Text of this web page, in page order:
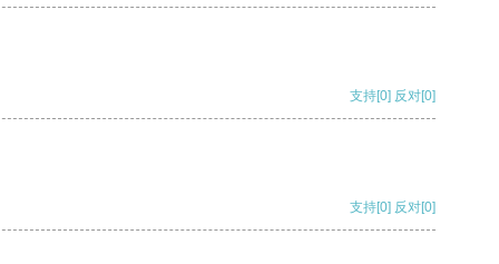
支持[0] 反对[0]
支持[0] 反对[0]